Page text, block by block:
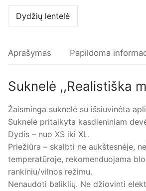
Dydžių lentelė
Aprašymas Papildoma
Suknelė ,,Realistiška
Žaisminga suknelė su išsiuvinėta
Suknelė pritaikyta kasdieniniam
Dydis – nuo XS iki XL.
Priežiūra – skalbti ne aukštesnėje,
temperatūroje, rekomenduojama
rankiniu/vilnos režimu.
Nenaudoti baliklių. Ne džiovinti